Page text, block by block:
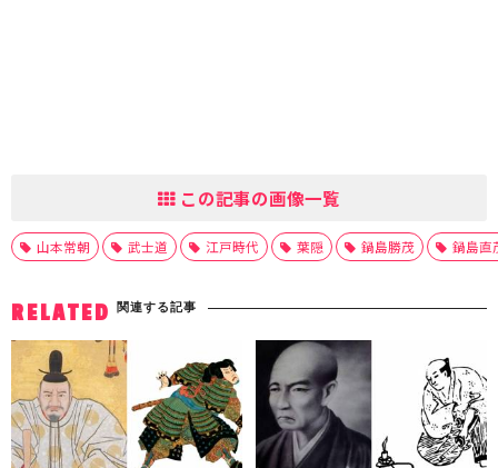
この記事の画像一覧
山本常朝 武士道 江戸時代 葉隠 鍋島勝茂 鍋島直
RELATED 関連する記事